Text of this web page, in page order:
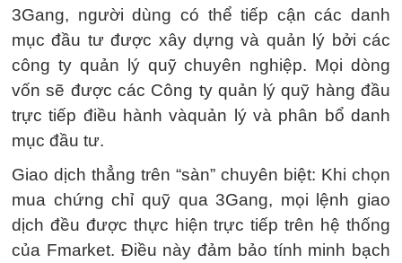
3Gang, người dùng có thể tiếp cận các danh
mục đầu tư được xây dựng và quản lý bởi các
công ty quản lý quỹ chuyên nghiệp. Mọi dòng
vốn sẽ được các Công ty quản lý quỹ hàng đầu
trực tiếp điều hành vàquản lý và phân bổ danh
mục đầu tư.
Giao dịch thẳng trên “sàn” chuyên biệt: Khi chọn
mua chứng chỉ quỹ qua 3Gang, mọi lệnh giao
dịch đều được thực hiện trực tiếp trên hệ thống
của Fmarket. Điều này đảm bảo tính minh bạch